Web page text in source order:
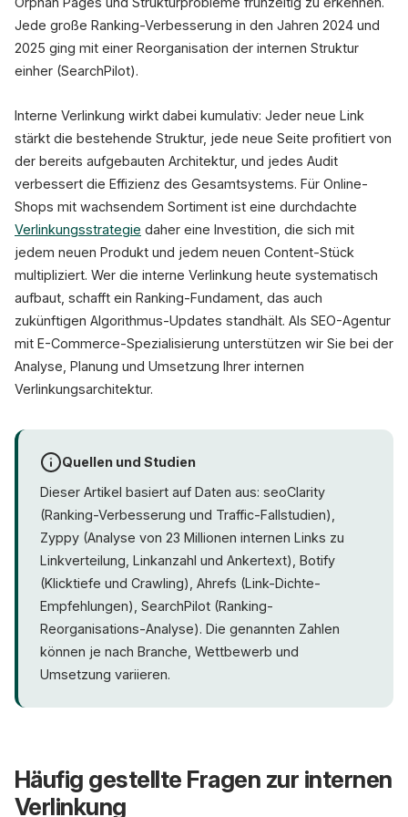
Jede große Ranking-Verbesserung in den Jahren 2024 und
2025 ging mit einer Reorganisation der internen Struktur
einher (SearchPilot).
Interne Verlinkung wirkt dabei kumulativ: Jeder neue Link
stärkt die bestehende Struktur, jede neue Seite profitiert von
der bereits aufgebauten Architektur, und jedes Audit
verbessert die Effizienz des Gesamtsystems. Für Online-
Shops mit wachsendem Sortiment ist eine durchdachte
Verlinkungsstrategie daher eine Investition, die sich mit
jedem neuen Produkt und jedem neuen Content-Stück
multipliziert. Wer die interne Verlinkung heute systematisch
aufbaut, schafft ein Ranking-Fundament, das auch
zukünftigen Algorithmus-Updates standhält. Als SEO-Agentur
mit E-Commerce-Spezialisierung unterstützen wir Sie bei der
Analyse, Planung und Umsetzung Ihrer internen
Verlinkungsarchitektur.
Quellen und Studien
Dieser Artikel basiert auf Daten aus: seoClarity
(Ranking-Verbesserung und Traffic-Fallstudien),
Zyppy (Analyse von 23 Millionen internen Links zu
Linkverteilung, Linkanzahl und Ankertext), Botify
(Klicktiefe und Crawling), Ahrefs (Link-Dichte-
Empfehlungen), SearchPilot (Ranking-
Reorganisations-Analyse). Die genannten Zahlen
können je nach Branche, Wettbewerb und
Umsetzung variieren.
Häufig gestellte Fragen zur internen
Verlinkung